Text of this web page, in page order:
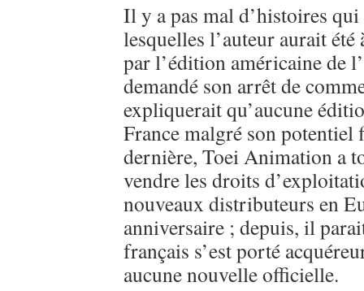
Il y a pas mal d’histoires
lesquelles l’auteur aurait
par l’édition américaine de
demandé son arrêt de
expliquerait qu’aucune
France malgré son potentiel
dernière, Toei Animation a
vendre les droits
nouveaux distributeurs en
anniversaire ; depuis, il
français s’est porté
aucune nouvelle officielle.